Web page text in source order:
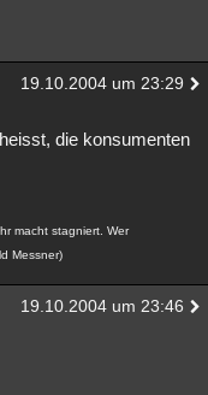
19.10.2004 um 23:29
die konsumenten
macht stagniert. Wer
Messner)
19.10.2004 um 23:46